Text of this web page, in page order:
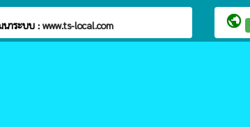
าระบบ : www.ts-local.com public